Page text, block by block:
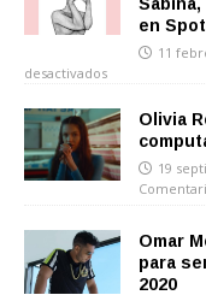
en
11
desactivados
Olivia
19
Omar
para
2020